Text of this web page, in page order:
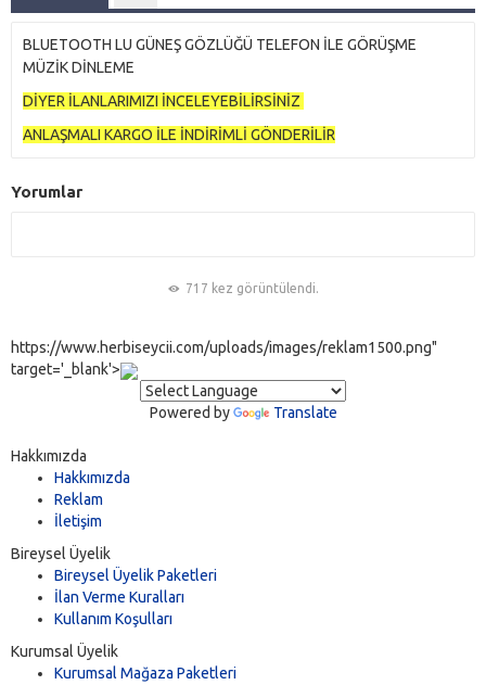
BLUETOOTH LU GÜNEŞ GÖZLÜĞÜ TELEFON İLE GÖRÜŞME
MÜZİK DİNLEME
DİYER İLANLARIMIZI İNCELEYEBİLİRSİNİZ
ANLAŞMALI KARGO İLE İNDİRİMLİ GÖNDERİLİR
Yorumlar
717 kez görüntülendi.
https://www.herbiseycii.com/uploads/images/reklam1500.png"
target='_blank'>
Powered by Translate
Hakkımızda
Hakkımızda
Reklam
İletişim
Bireysel Üyelik
Bireysel Üyelik Paketleri
İlan Verme Kuralları
Kullanım Koşulları
Kurumsal Üyelik
Kurumsal Mağaza Paketleri